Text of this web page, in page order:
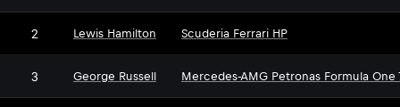
2 Lewis Hamilton Scuderia Ferrari HP
3 George Russell Mercedes-AMG Petronas Formula One